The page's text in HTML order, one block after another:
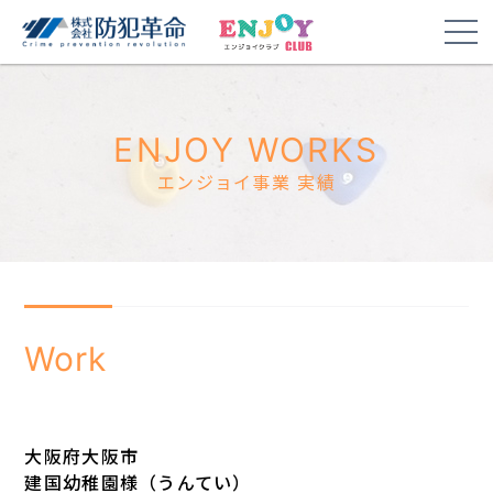
ENJOY WORKS
エンジョイ事業 実績
Work
大阪府大阪市
建国幼稚園様（うんてい）